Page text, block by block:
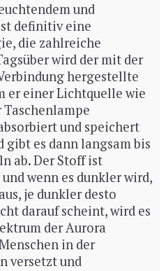
und
definitiv eine
die zahlreiche
wird der mit der
hergestellte
er einer Lichtquelle wie
und speichert
gibt es dann langsam bis
ab. Der Stoff ist
wenn es dunkler wird,
je dunkler desto
darauf scheint, wird es
der Aurora
in der
versetzt und